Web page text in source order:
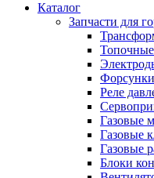
Каталог
Запчасти для
Форсунки
Реле
Газовые
Газовые
Газовые
Блоки